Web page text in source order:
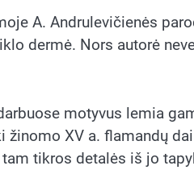
A. Andrulevičienės
dermė. Nors autorė
motyvus lemia
XV a. flamandų
tikros detalės iš jo